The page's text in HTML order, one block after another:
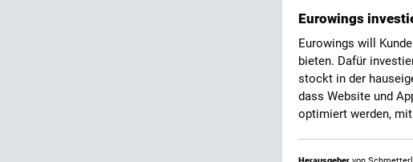
Eurowings
Eurowings will
bieten. Dafür
stockt in der
dass Website und
optimiert werden, mit